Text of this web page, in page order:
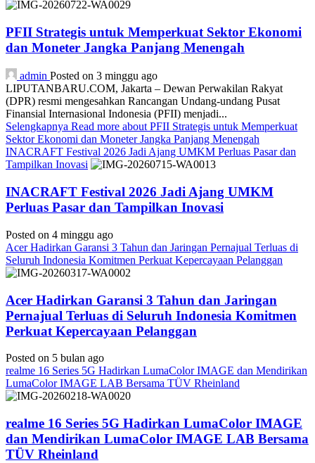
PFII Strategis untuk Memperkuat Sektor Ekonomi
dan Moneter Jangka Panjang Menengah
admin Posted on 3 minggu ago
LIPUTANBARU.COM, Jakarta – Dewan Perwakilan Rakyat
(DPR) resmi mengesahkan Rancangan Undang-undang Pusat
Finansial Internasional Indonesia (PFII) menjadi...
Selengkapnya Read more about PFII Strategis untuk Memperkuat
Sektor Ekonomi dan Moneter Jangka Panjang Menengah
INACRAFT Festival 2026 Jadi Ajang UMKM Perluas Pasar dan
Tampilkan Inovasi
INACRAFT Festival 2026 Jadi Ajang UMKM
Perluas Pasar dan Tampilkan Inovasi
Posted on 4 minggu ago
Acer Hadirkan Garansi 3 Tahun dan Jaringan Pernajual Terluas di
Seluruh Indonesia Komitmen Perkuat Kepercayaan Pelanggan
Acer Hadirkan Garansi 3 Tahun dan Jaringan
Pernajual Terluas di Seluruh Indonesia Komitmen
Perkuat Kepercayaan Pelanggan
Posted on 5 bulan ago
realme 16 Series 5G Hadirkan LumaColor IMAGE dan Mendirikan
LumaColor IMAGE LAB Bersama TÜV Rheinland
realme 16 Series 5G Hadirkan LumaColor IMAGE
dan Mendirikan LumaColor IMAGE LAB Bersama
TÜV Rheinland